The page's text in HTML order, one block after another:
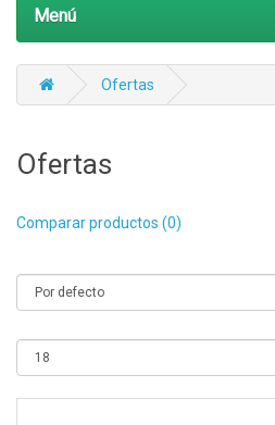
Menú
Ofertas
Ofertas
Comparar productos (0)